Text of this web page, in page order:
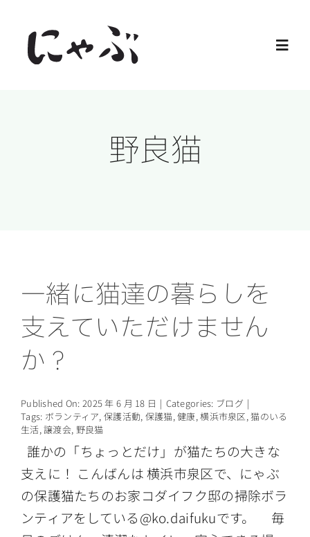
content
ご支援
情報公開
野良猫
一緒に猫達の暮らしを
支えていただけません
か？
Published On: 2025 年 6 月 18 日 | Categories: ブログ |
Tags: ボランティア, 保護活動, 保護猫,健康,横浜市泉区,猫のいる
生活,譲渡会, 野良猫
誰かの「ちょっとだけ」が猫たちの大きな
支えに！ こんばんは 横浜市泉区で、にゃぶ
の保護猫たちのお家コダイフク邸の掃除ボラ
ンティアをしている@ko.daifukuです。 毎